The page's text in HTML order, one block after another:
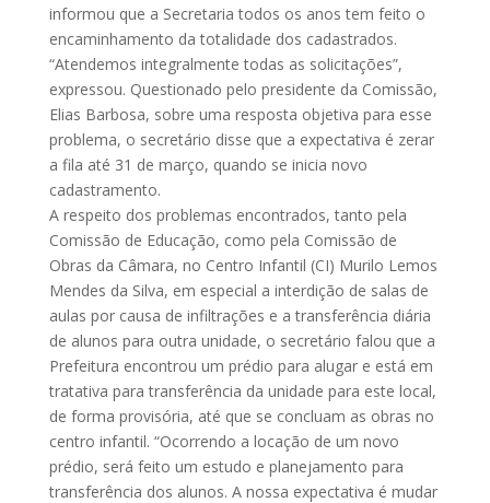
informou que a Secretaria todos os anos tem feito o
encaminhamento da totalidade dos cadastrados.
“Atendemos integralmente todas as solicitações”,
expressou. Questionado pelo presidente da Comissão,
Elias Barbosa, sobre uma resposta objetiva para esse
problema, o secretário disse que a expectativa é zerar
a fila até 31 de março, quando se inicia novo
cadastramento.
A respeito dos problemas encontrados, tanto pela
Comissão de Educação, como pela Comissão de
Obras da Câmara, no Centro Infantil (CI) Murilo Lemos
Mendes da Silva, em especial a interdição de salas de
aulas por causa de infiltrações e a transferência diária
de alunos para outra unidade, o secretário falou que a
Prefeitura encontrou um prédio para alugar e está em
tratativa para transferência da unidade para este local,
de forma provisória, até que se concluam as obras no
centro infantil. “Ocorrendo a locação de um novo
prédio, será feito um estudo e planejamento para
transferência dos alunos. A nossa expectativa é mudar